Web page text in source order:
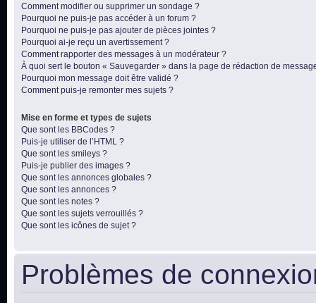
Comment modifier ou supprimer un sondage ?
Pourquoi ne puis-je pas accéder à un forum ?
Pourquoi ne puis-je pas ajouter de pièces jointes ?
Pourquoi ai-je reçu un avertissement ?
Comment rapporter des messages à un modérateur ?
À quoi sert le bouton « Sauvegarder » dans la page de rédaction de
Pourquoi mon message doit être validé ?
Comment puis-je remonter mes sujets ?
Mise en forme et types de sujets
Que sont les BBCodes ?
Puis-je utiliser de l’HTML ?
Que sont les smileys ?
Puis-je publier des images ?
Que sont les annonces globales ?
Que sont les annonces ?
Que sont les notes ?
Que sont les sujets verrouillés ?
Que sont les icônes de sujet ?
Problèmes de